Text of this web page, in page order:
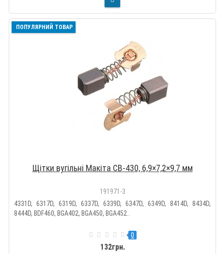
ПОПУЛЯРНИЙ ТОВАР
Щітки вугільні Макіта CB-430, 6,9×7,2×9,7 мм
191971-3
4331D, 6317D, 6319D, 6337D, 6339D, 6347D, 6349D, 8414D, 8434D,
8444D, BDF460, BGA402, BGA450, BGA452..
0
132грн.